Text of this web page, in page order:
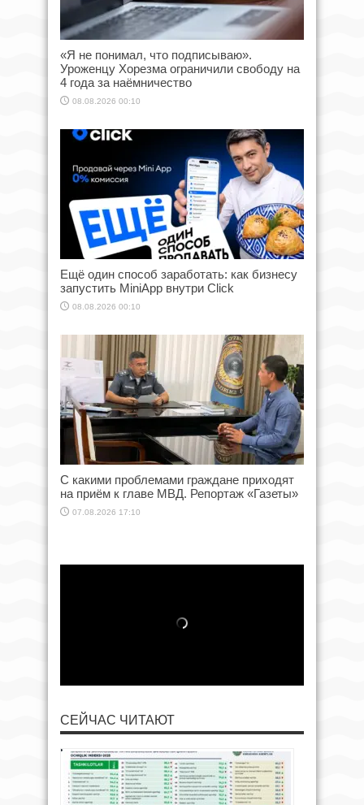
«Я не понимал, что подписываю».
Уроженцу Хорезма ограничили свободу на
4 года за наёмничество
08.08.2026 00:10
Ещё один способ заработать: как бизнесу
запустить MiniApp внутри Click
08.08.2026 00:10
С какими проблемами граждане приходят
на приём к главе МВД. Репортаж «Газеты»
07.08.2026 17:10
СЕЙЧАС ЧИТАЮТ